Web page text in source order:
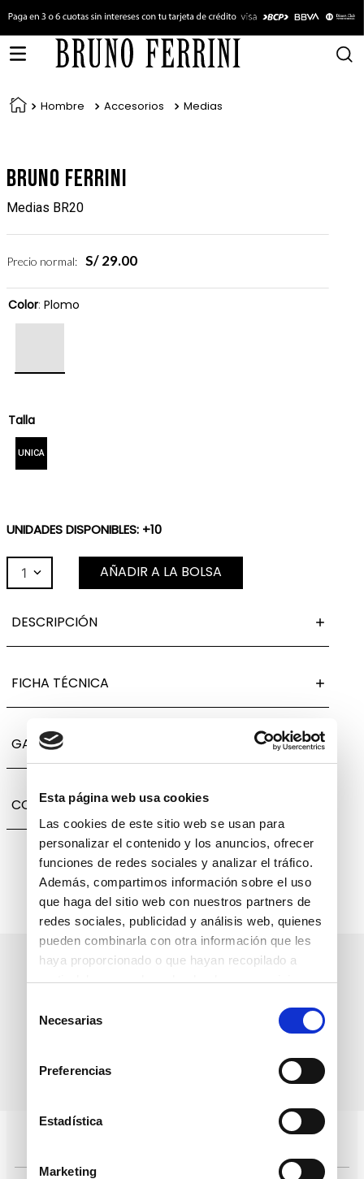
Esta página web usa cookies
Las cookies de este sitio web se usan para
personalizar el contenido y los anuncios, ofrecer
funciones de redes sociales y analizar el tráfico.
Además, compartimos información sobre el uso
que haga del sitio web con nuestros partners de
redes sociales, publicidad y análisis web, quienes
pueden combinarla con otra información que les
haya proporcionado o que hayan recopilado a
partir del uso que haya hecho de sus servicios.
deNecesarias
Preferencias
Estadística
Marketing
Hombre Accesorios Medias
Bruno Ferrini
Medias BR20
Precio normal: S/29.00
Color: Plomo
Talla
UNICA
UNIDADES DISPONIBLES: +10
1 AÑADIR A LA BOLSA
DESCRIPCIÓN
FICHA TÉCNICA
GARANTÍA, CAMBIOS Y DEVOLUCIONES
COMPARTIR
Suscríbete a nuestro boletín
He leído y acepto la